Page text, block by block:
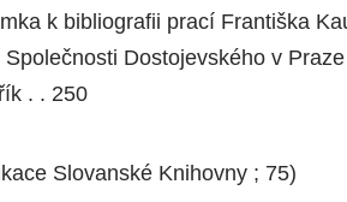
k bibliografii prací Františka
Dostojevského v
. . 250
Slovanské Knihovny ; 75)